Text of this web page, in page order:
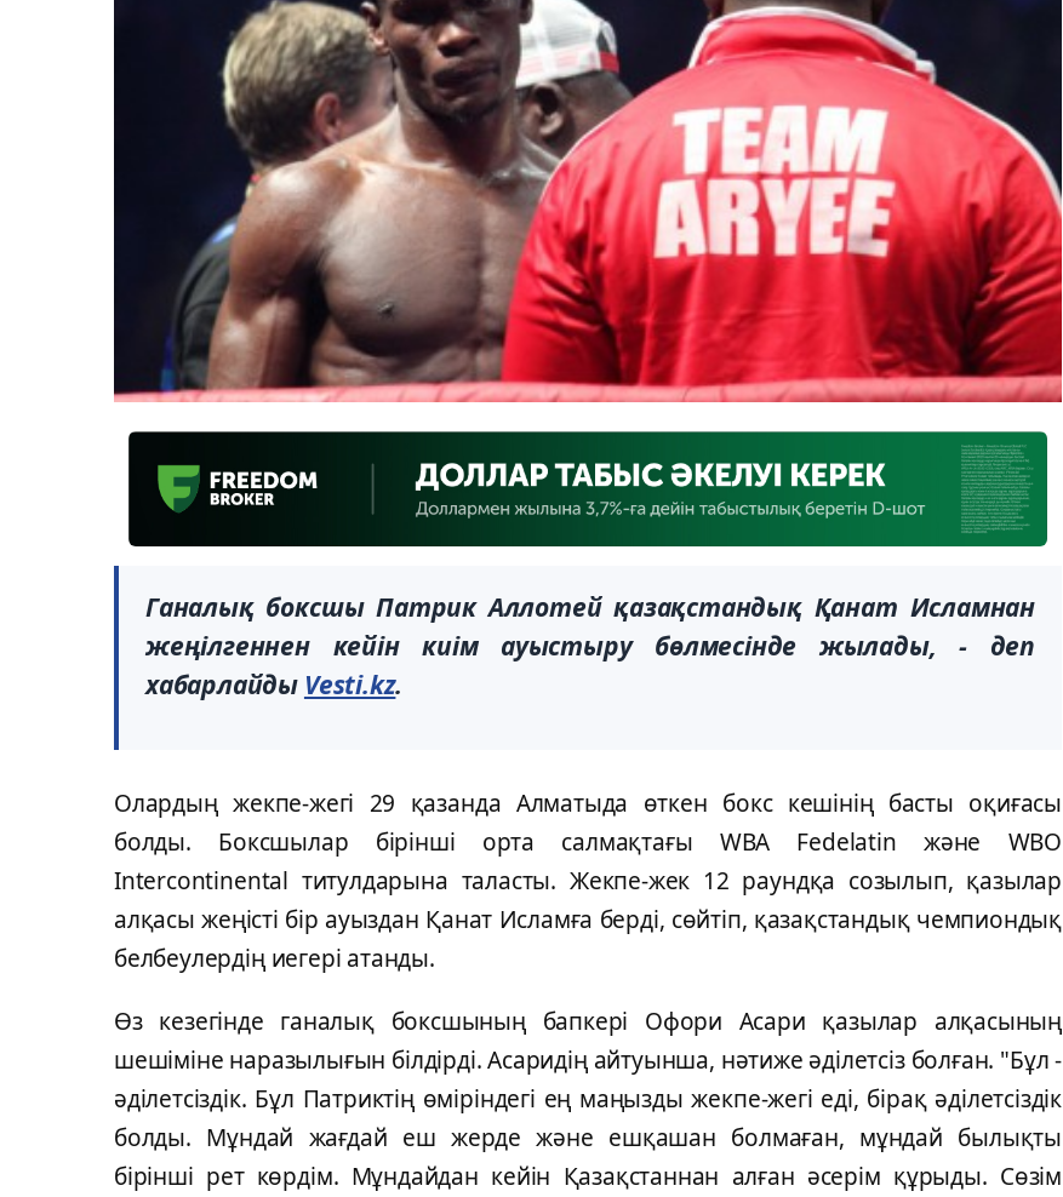
Ганалық боксшы Патрик Аллотей қазақстандық Қанат Исламнан
жеңілгеннен кейін киім ауыстыру бөлмесінде жылады, - деп
хабарлайды Vesti.kz.
Олардың жекпе-жегі 29 қазанда Алматыда өткен бокс кешінің басты оқиғасы
болды. Боксшылар бірінші орта салмақтағы WBA Fedelatin және WBO
Intercontinental титулдарына таласты. Жекпе-жек 12 раундқа созылып, қазылар
алқасы жеңісті бір ауыздан Қанат Исламға берді, сөйтіп, қазақстандық чемпиондық
белбеулердің иегері атанды.
Өз кезегінде ганалық боксшының бапкері Офори Асари қазылар алқасының
шешіміне наразылығын білдірді. Асаридің айтуынша, нәтиже әділетсіз болған. "Бұл -
әділетсіздік. Бұл Патриктің өміріндегі ең маңызды жекпе-жегі еді, бірақ әділетсіздік
болды. Мұндай жағдай еш жерде және ешқашан болмаған, мұндай былықты
бірінші рет көрдім. Мұндайдан кейін Қазақстаннан алған әсерім құрыды. Сөзім